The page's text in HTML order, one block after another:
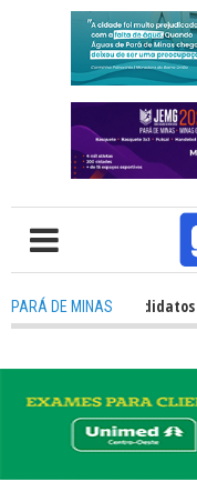
PARÁ DE MINAS
TV: O que candidatos e